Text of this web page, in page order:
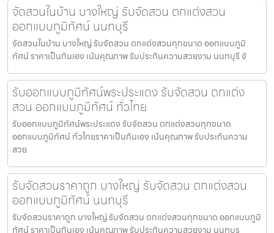
จัดสวนในบ้าน บางใหญ่ รับจัดสวน ตกแต่งสวน
ออกแบบภูมิทัศน์ นนทบุรี
จัดสวนในบ้าน บางใหญ่ รับจัดสวน ตกแต่งสวนทุกขนาด ออกแบบภูมิ
ทัศน์ ราคาเป็นกันเอง เน้นคุณภาพ รับประกันความสวยงาม นนทบุรี จั
รับออกแบบภูมิทัศน์พระประแดง รับจัดสวน ตกแต่ง
สวน ออกแบบภูมิทัศน์ ทั่วไทย
รับออกแบบภูมิทัศน์พระประแดง รับจัดสวน ตกแต่งสวนทุกขนาด
ออกแบบภูมิทัศน์ ทั่วไทยราคาเป็นกันเอง เน้นคุณภาพ รับประกันความ
สวย
รับจัดสวนราคาถูก บางใหญ่ รับจัดสวน ตกแต่งสวน
ออกแบบภูมิทัศน์ นนทบุรี
รับจัดสวนราคาถูก บางใหญ่ รับจัดสวน ตกแต่งสวนทุกขนาด ออกแบบภูมิ
ทัศน์ ราคาเป็นกันเอง เน้นคุณภาพ รับประกันความสวยงาม นนทบุร